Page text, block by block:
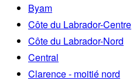
Byam
Côte du Labrador-Centre
Côte du Labrador-Nord
Central
Clarence - moitié nord